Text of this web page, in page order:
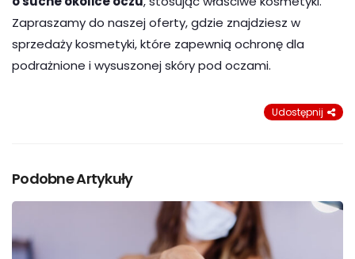
Zapraszamy do naszej oferty, gdzie znajdziesz w
sprzedaży kosmetyki, które zapewnią ochronę dla
podrażnione i wysuszonej skóry pod oczami.
Udostępnij
Podobne Artykuły